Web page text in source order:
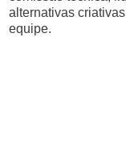
alternativas
equipe.